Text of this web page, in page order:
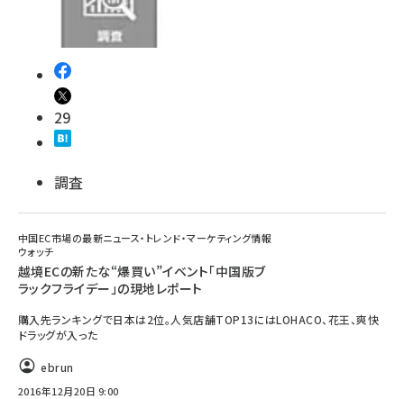
29
調査
中国EC市場の最新ニュース・トレンド・マーケティング情報
ウォッチ
越境ECの新たな“爆買い”イベント「中国版ブ
ラックフライデー」の現地レポート
購入先ランキングで日本は2位。人気店舗TOP13にはLOHACO、花王、爽快
ドラッグが入った
ebrun
2016年12月20日 9:00